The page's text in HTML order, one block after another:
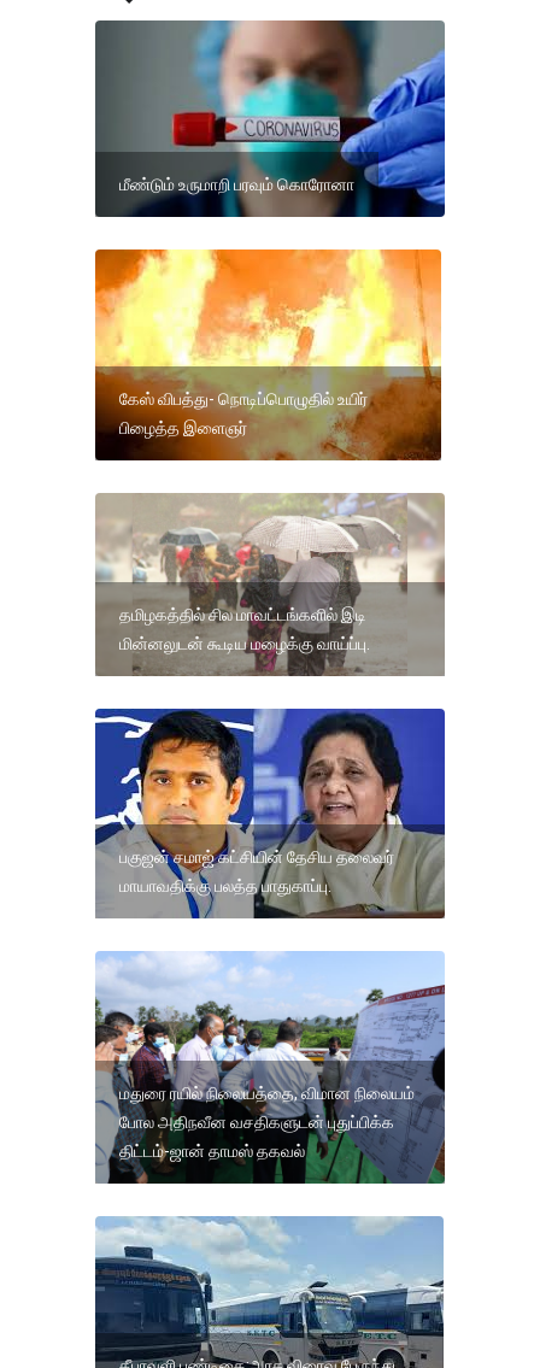
மீண்டும் உருமாறி பரவும் கொரோனா
கேஸ் விபத்து- நொடிப்பொழுதில் உயிர்
பிழைத்த இளைஞர்
தமிழகத்தில் சில மாவட்டங்களில் இடி
மின்னலுடன் கூடிய மழைக்கு வாய்ப்பு.
பகுஜன் சமாஜ் கட்சியின் தேசிய தலைவர்
மாயாவதிக்கு பலத்த பாதுகாப்பு.
மதுரை ரயில் நிலையத்தை, விமான நிலையம்
போல அதிநவீன வசதிகளுடன் புதுப்பிக்க
திட்டம்-ஜான் தாமஸ் தகவல்